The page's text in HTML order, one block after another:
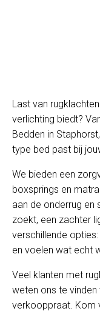
Last van
verlichting biedt?
Bedden in
type bed past bij
We bieden een
boxsprings en
aan de onderrug en
zoekt, een zachter
verschillende
en voelen wat echt
Veel klanten met
weten ons te
verkooppraat. Kom